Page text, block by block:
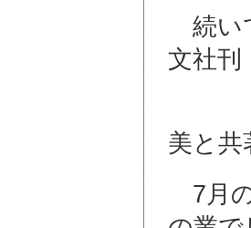
続い
文社刊
美と共
7月